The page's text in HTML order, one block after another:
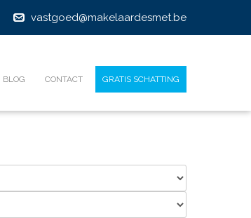
vastgoed@makelaardesmet.be
BLOG CONTACT GRATIS SCHATTING